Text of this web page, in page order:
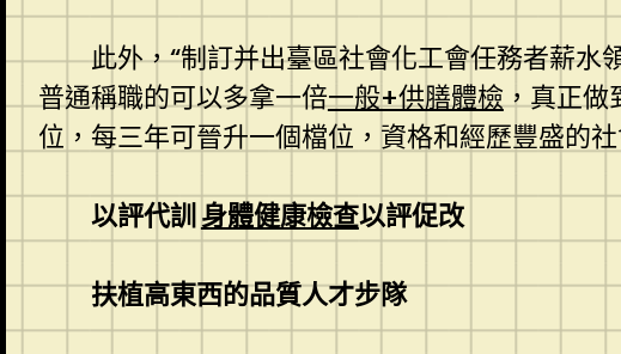
此外，“制訂并出臺區社會化工會任務者薪
普通稱職的可以多拿一倍一般+供膳體檢，真正做
位，每三年可晉升一個檔位，資格和經歷豐盛的
以評代訓 身體健康檢查以評促改
扶植高東西的品質人才步隊